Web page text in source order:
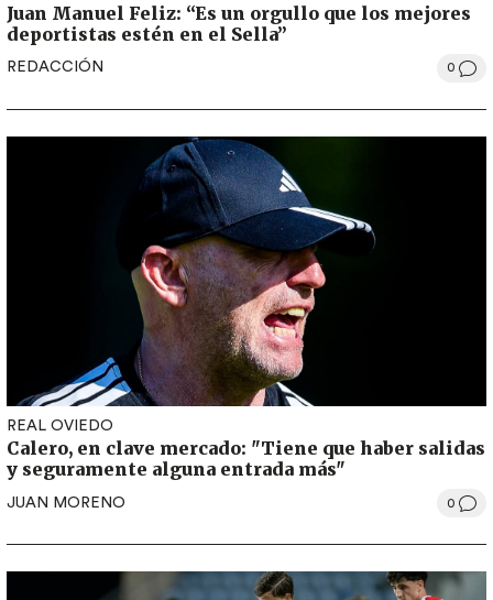
Juan Manuel Feliz: “Es un orgullo que los mejores
deportistas estén en el Sella”
REDACCIÓN 0
REAL OVIEDO
Calero, en clave mercado: "Tiene que haber salidas
y seguramente alguna entrada más"
JUAN MORENO 0